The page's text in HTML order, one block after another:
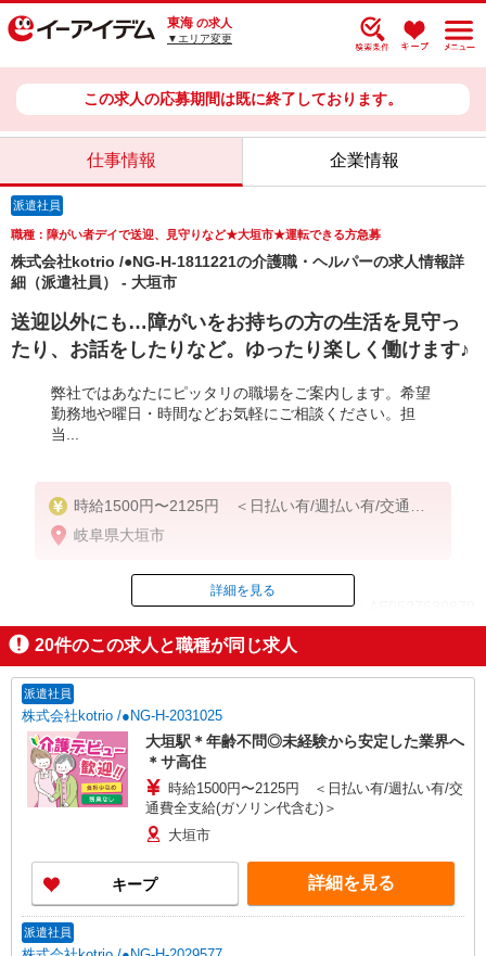
東海 の求人
▼エリア変更
この求人の応募期間は既に終了しております。
仕事情報 企業情報
派遣社員
職種：障がい者デイで送迎、見守りなど★大垣市★運転できる方急募
株式会社kotrio /●NG-H-1811221の介護職・ヘルパーの求人情報詳
細（派遣社員） - 大垣市
送迎以外にも…障がいをお持ちの方の生活を見守っ
たり、お話をしたりなど。ゆったり楽しく働けます♪
弊社ではあなたにピッタリの職場をご案内します。希望
勤務地や曜日・時間などお気軽にご相談ください。担
当...
時給1500円〜2125円 ＜日払い有/週払い有/交通費
全支給(ガソリン代含む)＞
岐阜県大垣市
ID：AE0527630879
掲載期間終了
詳細を見る
20件のこの求人と職種が同じ求人
派遣社員
株式会社kotrio /●NG-H-2031025
大垣駅＊年齢不問◎未経験から安定した業界へ
＊サ高住
時給1500円〜2125円 ＜日払い有/週払い有/交
通費全支給(ガソリン代含む)＞
大垣市
キープ 詳細を見る
派遣社員